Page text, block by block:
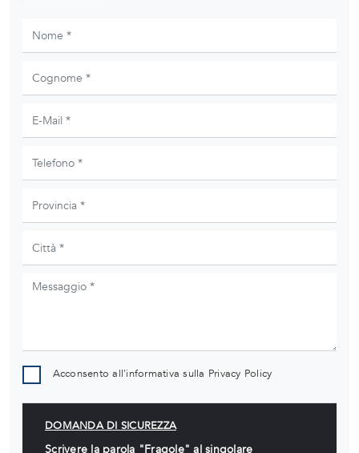
Acconsento all'informativa sulla Privacy Policy
DOMANDA DI SICUREZZA
Scrivere la parola "Fragole" al singolare